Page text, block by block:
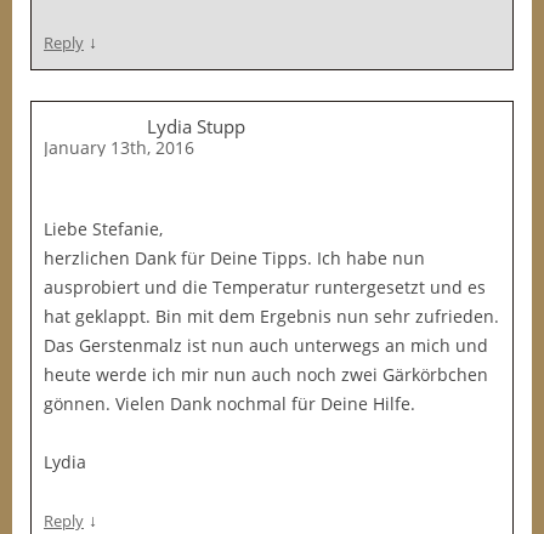
Reply ↓
Lydia Stupp
January 13th, 2016
Liebe Stefanie,
herzlichen Dank für Deine Tipps. Ich habe nun
ausprobiert und die Temperatur runtergesetzt und es
hat geklappt. Bin mit dem Ergebnis nun sehr zufrieden.
Das Gerstenmalz ist nun auch unterwegs an mich und
heute werde ich mir nun auch noch zwei Gärkörbchen
gönnen. Vielen Dank nochmal für Deine Hilfe.
Lydia
Reply ↓